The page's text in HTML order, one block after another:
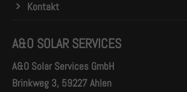
Kontakt
A&O SOLAR SERVICES
A&O Solar Services GmbH
Brinkweg 3, 59227 Ahlen